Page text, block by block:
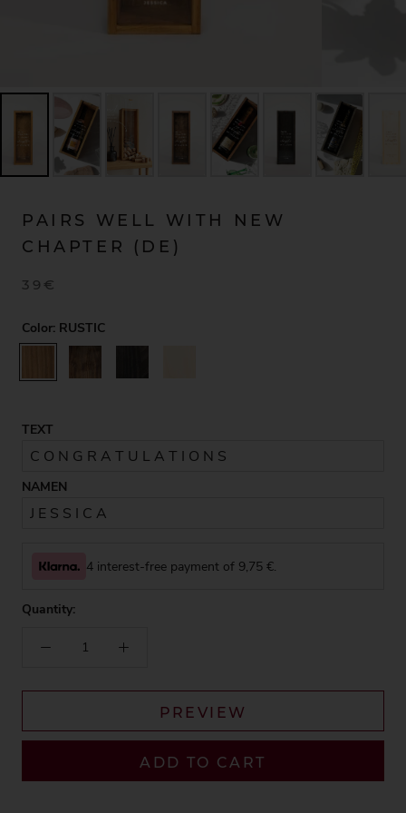
PAIRS WELL WITH NEW
CHAPTER (DE)
39€
TEXT
NAMEN
Color: RUSTIC
Quantity:
4 interest-free payment of 9,75 €.
PREVIEW
ADD TO CART